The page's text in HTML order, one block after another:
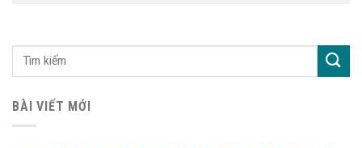
BÀI VIẾT MỚI